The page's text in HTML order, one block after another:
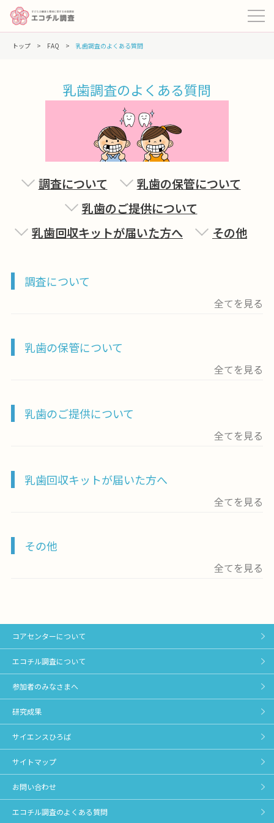
トップ > FAQ > 乳歯調査のよくある質問
乳歯調査のよくある質問
調査について
乳歯の保管について
乳歯のご提供について
乳歯回収キットが届いた方へ
その他
調査について
全てを見る
乳歯の保管について
全てを見る
乳歯のご提供について
全てを見る
乳歯回収キットが届いた方へ
全てを見る
その他
全てを見る
コアセンターについて
エコチル調査について
参加者のみなさまへ
研究成果
サイエンスひろば
サイトマップ
お問い合わせ
エコチル調査のよくある質問